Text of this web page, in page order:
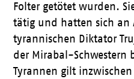
Folter getötet wurden.
tätig und hatten sich an
tyrannischen Diktator
der Mirabal-Schwestern
Tyrannen gilt